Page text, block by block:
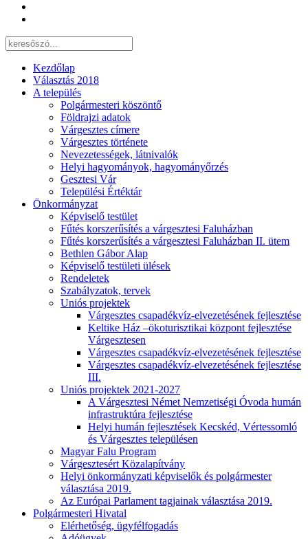
Kezdőlap
Választás 2018
A település
Polgármesteri köszöntő
Földrajzi adatok
Várgesztes címere
Várgesztes története
Nevezetességek, látnivalók
Helyi hagyományok, hagyományőrzés
Gesztesi Vár
Települési Értéktár
Önkormányzat
Képviselő testület
Fűtés korszerűsítés a várgesztesi Faluházban
Fűtés korszerűsítés a várgesztesi Faluházban II. ütem
Bethlen Gábor Alap
Képviselő testületi ülések
Rendeletek
Szabályzatok, tervek
Uniós projektek
Várgesztes csapadékvíz-elvezetésének fejlesztése
Keltike Ház –ökoturisztikai központ fejlesztése
Várgesztesen
Várgesztes csapadékvíz-elvezetésének fejlesztése
Várgesztes csapadékvíz-elvezetésének fejlesztése
III.
Uniós projektek 2021-2027
A Várgesztesi Német Nemzetiségi Óvoda humán
infrastruktúra fejlesztése
Helyi humán fejlesztések Kecskéd, Vértessomló
és Várgesztes településen
Magyar Falu Program
Várgesztesért Közalapítvány
Helyi önkormányzati képviselők és polgármester
választása 2019.
Az Európai Parlament tagjainak választása 2019.
Polgármesteri Hivatal
Elérhetőség, ügyfélfogadás